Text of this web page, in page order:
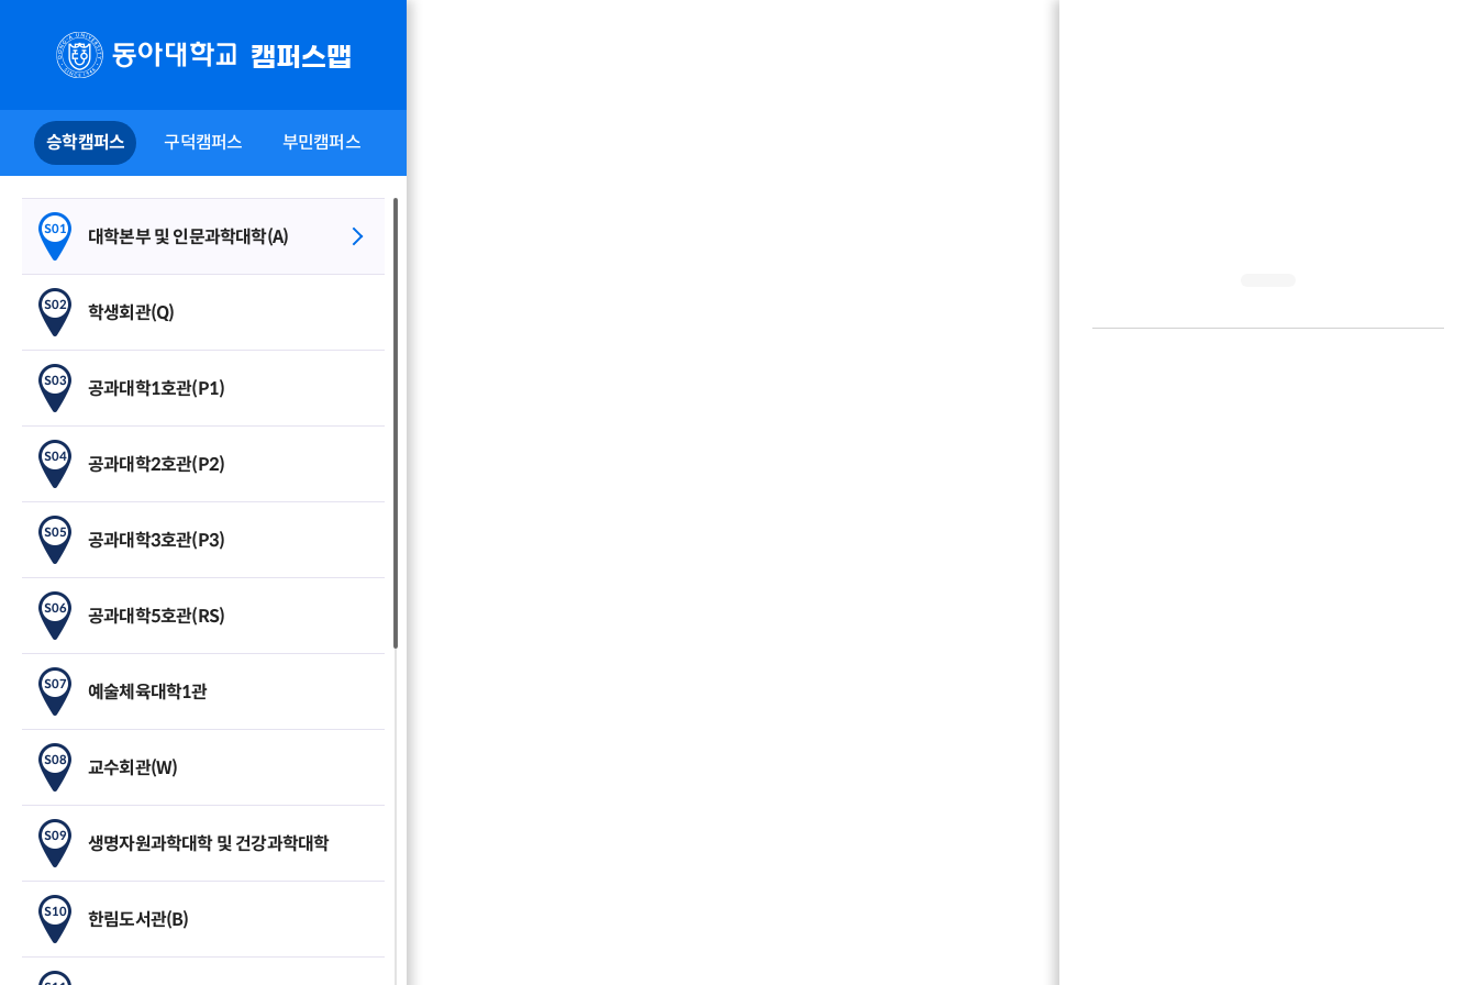
캠퍼스맵
승학캠퍼스
S01 대학본부 및 인문과학대학(A)
S02 학생회관(Q)
S03 공과대학1호관(P1)
S04 공과대학2호관(P2)
S05 공과대학3호관(P3)
S06 공과대학5호관(RS)
S07 예술체육대학1관
S08 교수회관(W)
S09 생명자원과학대학 및 건강과학대학
S10 한림도서관(B)
구덕캠퍼스 부민캠퍼스